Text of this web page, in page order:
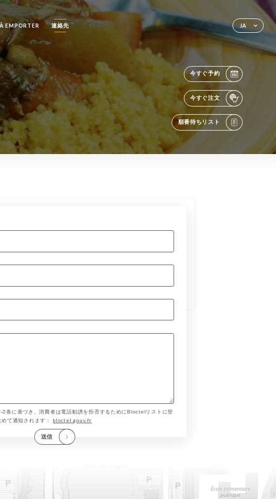
JA
À EMPORTER 連絡先
今すぐ予約
今すぐ注文
順番待ちリスト
条に基づき、消費者は電話勧誘を拒否するためにBloctelリストに登
て通知されます： bloctel.gouv.fr
送信